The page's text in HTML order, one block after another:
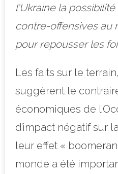
l’Ukraine la
contre-offensives au
pour repousser les
Les faits sur le
suggèrent le
économiques de
d’impact négatif sur
leur effet «
monde a été